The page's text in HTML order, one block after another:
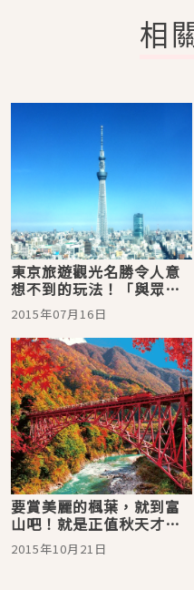
相
東京旅遊觀光名勝令人意
想不到的玩法！「與眾不
同」東京晴空塔「絕景地
點」3精選
2015年07月16日
要賞美麗的楓葉，就到富
山吧！就是正值秋天才該
去（前編）
2015年10月21日